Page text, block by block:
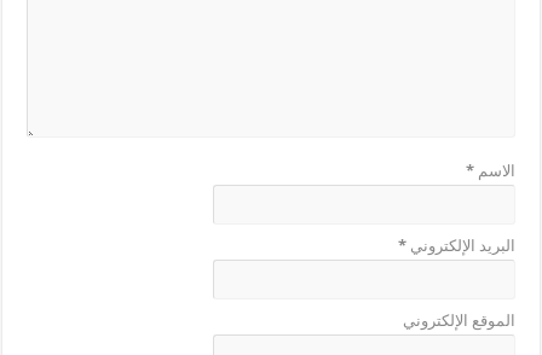
الاسم*
البريد الإلكتروني*
الموقع الإلكتروني